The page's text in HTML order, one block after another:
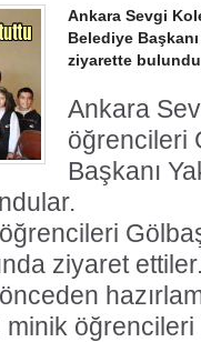
Gölbaşı
İNCEK
Ankara Sevgi
Belediye
ziyarette
Ankara
öğrencileri
Başkanı
ziyaret
öğrencileri